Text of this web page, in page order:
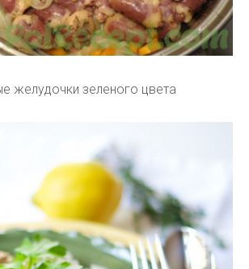
желудочки зеленого цвета